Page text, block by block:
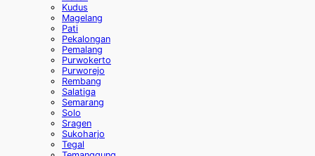
Kudus
Magelang
Pati
Pekalongan
Pemalang
Purwokerto
Purworejo
Rembang
Salatiga
Semarang
Solo
Sragen
Sukoharjo
Tegal